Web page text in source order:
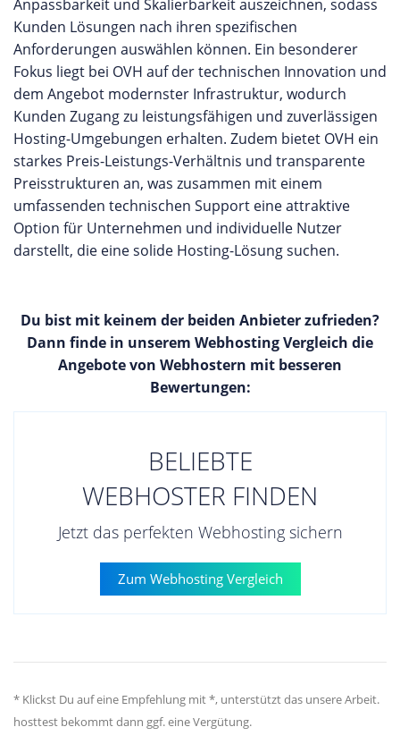
Anpassbarkeit und Skalierbarkeit auszeichnen, sodass
Kunden Lösungen nach ihren spezifischen
Anforderungen auswählen können. Ein besonderer
Fokus liegt bei OVH auf der technischen Innovation und
dem Angebot modernster Infrastruktur, wodurch
Kunden Zugang zu leistungsfähigen und zuverlässigen
Hosting-Umgebungen erhalten. Zudem bietet OVH ein
starkes Preis-Leistungs-Verhältnis und transparente
Preisstrukturen an, was zusammen mit einem
umfassenden technischen Support eine attraktive
Option für Unternehmen und individuelle Nutzer
darstellt, die eine solide Hosting-Lösung suchen.
Du bist mit keinem der beiden Anbieter zufrieden?
Dann finde in unserem Webhosting Vergleich die
Angebote von Webhostern mit besseren
Bewertungen:
BELIEBTE
WEBHOSTER FINDEN
Jetzt das perfekten Webhosting sichern
Zum Webhosting Vergleich
* Klickst Du auf eine Empfehlung mit *, unterstützt das unsere Arbeit.
hosttest bekommt dann ggf. eine Vergütung.